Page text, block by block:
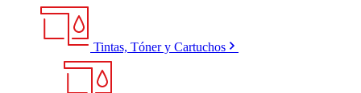
Tintas, Tóner y Cartuchos